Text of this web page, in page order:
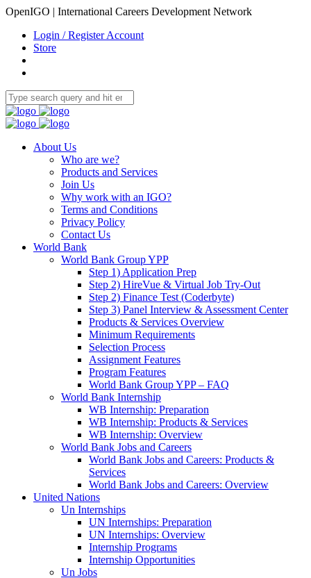
OpenIGO | International Careers Development Network
Login / Register Account
Store
About Us
Who are we?
Products and Services
Join Us
Why work with an IGO?
Terms and Conditions
Privacy Policy
Contact Us
World Bank
World Bank Group YPP
Step 1) Application Prep
Step 2) HireVue & Virtual Job Try-Out
Step 2) Finance Test (Coderbyte)
Step 3) Panel Interview & Assessment Center
Products & Services Overview
Minimum Requirements
Selection Process
Assignment Features
Program Features
World Bank Group YPP – FAQ
World Bank Internship
WB Internship: Preparation
WB Internship: Products & Services
WB Internship: Overview
World Bank Jobs and Careers
World Bank Jobs and Careers: Products &
Services
World Bank Jobs and Careers: Overview
United Nations
Un Internships
UN Internships: Preparation
UN Internships: Overview
Internship Programs
Internship Opportunities
Un Jobs